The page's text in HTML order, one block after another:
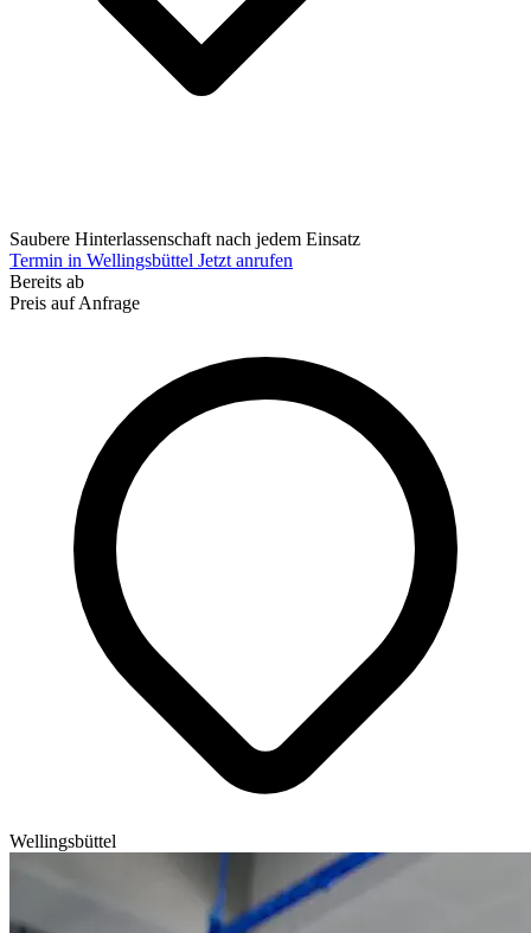
Saubere Hinterlassenschaft nach jedem Einsatz
Termin in Wellingsbüttel Jetzt anrufen
Bereits ab
Preis auf Anfrage
Wellingsbüttel